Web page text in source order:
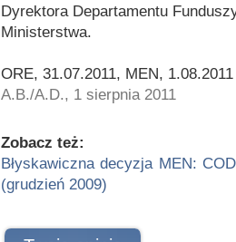
Dyrektora Departamentu
Ministerstwa.
ORE, 31.07.2011, MEN, 1.08.2011
A.B./A.D., 1 sierpnia 2011
Zobacz też:
Błyskawiczna decyzja MEN:
(grudzień 2009)